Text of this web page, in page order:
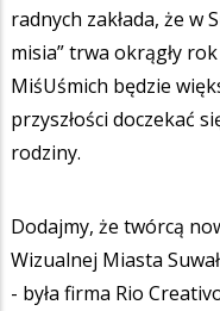
radnych zakłada, że w
misia” trwa okrągły
MiśUśmich będzie
przyszłości doczekać
rodziny.
Dodajmy, że twórcą
Wizualnej Miasta
- była firma Rio